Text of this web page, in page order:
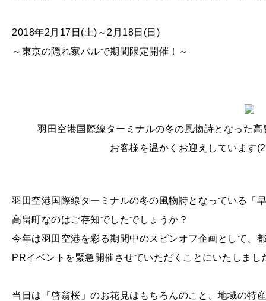
2018年2月17日(土)～2月18日(日)
～東京の隠れ家バルで期間限定開催！～
羽田空港国際線ターミナルの冬の風物詩となった
お客様を温かくお迎えしています
羽田空港国際線ターミナルの冬の風物詩となっている「
高畠町なのはご存知でしたでしょうか？
今年は羽田空港を彩る期間中のスピンオフ企画として、
PRイベントを緊急開催させていただくことにいたしまし
当日は「啓翁桜」のお花見はもちろんのこと、地域の特